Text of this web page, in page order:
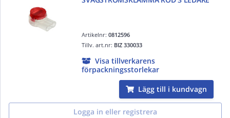
Artikelnr:0812596
Tillv. art.nr: BIZ 330033
Visa tillverkarens
förpackningsstorlekar
Lägg till i kundvagn
Logga in eller registrera